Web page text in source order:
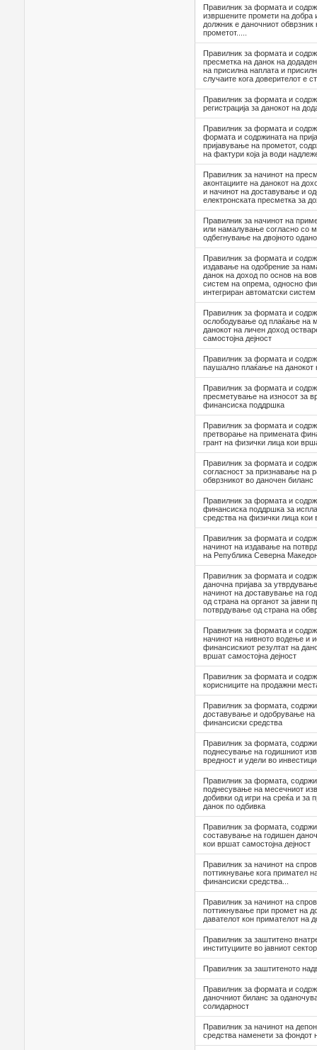
Правилник за формата и
извршените промети на добра
должник е даночниот обврзник
прометот.....
Правилник за формата и
пресметка на данок на
на присилна наплата и
случаите кога доверителот е
Правилник за формата и
регистрација за данокот на
Правилник за формата и
формата и содржината на
пријавување на прометот,
на фактури која ја води
Правилник за начинот на
аконтациите на данокот на
и начинот на доставување и
електронската пресметка за
Правилник за начинот на
или намалување согласно со
одбегнување на двојното
Правилник за формата и
издавање на одобрение за
данок на доход по основ на
систем на опрема, односно
интегриран автоматски
Правилник за формата и
ослободување од плаќање на
данокот на личен доход
самостојна дејност
Правилник за формата и
паушално плаќање на данокот
Правилник за формата и
пресметување на износот за
финансиска поддршка
Правилник за формата и
претворање на примената
грант на физички лица кои
Правилник за формата и
согласност за признавање на
обврзникот во даночен биланс
Правилник за формата и
финансиска поддршка за
средства на физички лица кои
Правилник за формата и
начинот на издавање на
на Република Северна
Правилник за формата и
даночна пријава за
начинот на доставување на
од страна на органот за јавни
потврдување од страна на
Правилник за формата и
начинот на нивното водење и
финансискиот резултат на
вршат самостојна дејност
Правилник за формата и
корисниците на продажни
Правилник за формата,
доставување и одобрување на
финансиски средства
Правилник за формата,
поднесување на годишниот
вредност и удели во
Правилник за формата,
поднесување на месечниот
добивки од игри на среќа и за
данок по одбивка
Правилник за формата,
составување на годишен
кои вршат самостојна дејност
Правилник за начинот на
поттикнување кога примател
финансиски средства...
Правилник за начинот на
поттикнување при промет на
давателот кон примателот на
Правилник за заштитено
институциите во јавниот сектор
Правилник за заштитеното
Правилник за формата и
даночниот биланс за
солидарност
Правилник за начинот на
средства наменети за фондот